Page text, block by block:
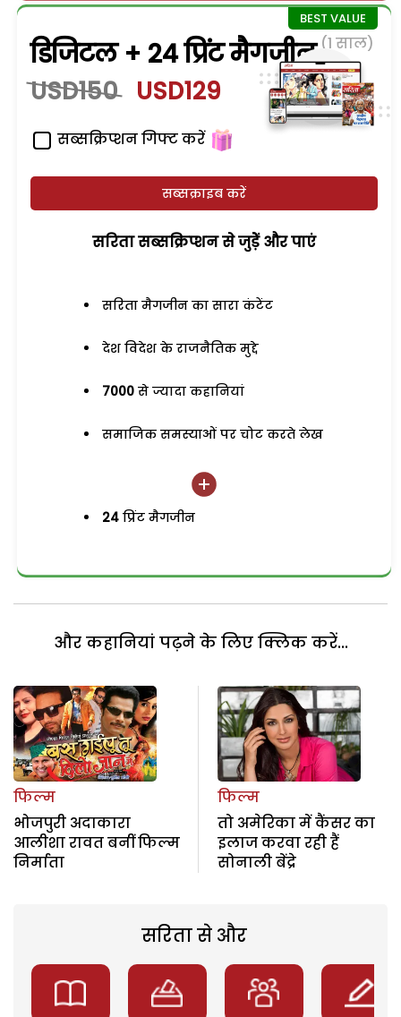
डिजिटल + 24 प्रिंट मैगजीन (1 साल)
USD150 USD129
सब्सक्रिप्शन गिफ्ट करें
सब्सक्राइब करें
सरिता सब्सक्रिप्शन से जुड़ेें और पाएं
सरिता मैगजीन का सारा कंटेंट
देश विदेश के राजनैतिक मुद्दे
7000 से ज्यादा कहानियां
समाजिक समस्याओं पर चोट करते लेख
24 प्रिंट मैगजीन
और कहानियां पढ़ने के लिए क्लिक करें...
फिल्म
भोजपुरी अदाकारा
आलीशा रावत बनीं फिल्म
निर्माता
फिल्म
तो अमेरिका में कैंसर का
इलाज करवा रही हैं
सोनाली बेंद्रे
सरिता से और